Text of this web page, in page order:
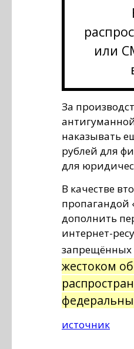
или
За
наказывать
рублей для
для
В качестве
пропагандой
дополнить
интернет-
запрещённых
жестоком
источник